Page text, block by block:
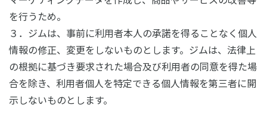
を行うため。
３．ジムは、事前に利用者本人の承諾を得ることなく個人
情報の修正、変更をしないものとします。ジムは、法律上
の根拠に基づき要求された場合及び利用者の同意を得た場
合を除き、利用者個人を特定できる個人情報を第三者に開
示しないものとします。